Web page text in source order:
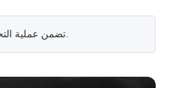
تضمن عملية